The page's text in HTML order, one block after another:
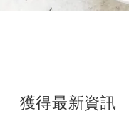
獲得最新資訊